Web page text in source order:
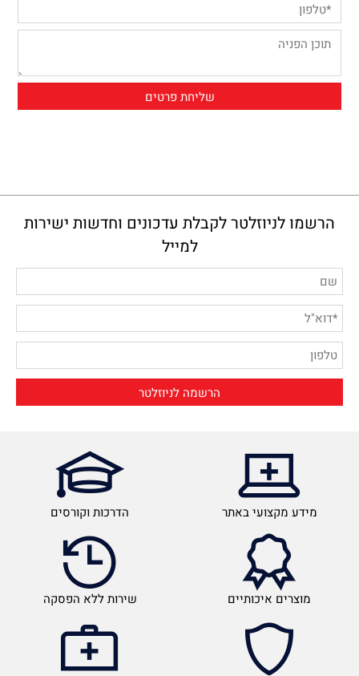
הרשמו לניוזלטר לקבלת עדכונים וחדשות ישירות
למייל
מידע מקצועי באתר הדרכות וקורסים
מוצרים איכותיים שירות ללא הפסקה